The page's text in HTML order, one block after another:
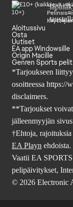
Lievä
Aloitussivu
Osta
Uutiset
EA app Windowsille
Origin Macille
Genren Sports pelit
*Tarjoukseen
osoitteessa https://
disclaimers.
**Tarjoukset
jälleenmyyjän
†Ehtoja,
EA Playn ehdoista.
Vaatii EA
pelipäivitykset,
© 2026 Electronic